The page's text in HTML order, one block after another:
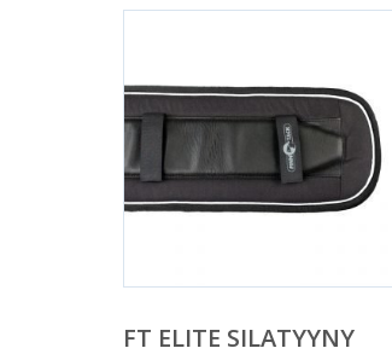
FT ELITE SILATYYNY